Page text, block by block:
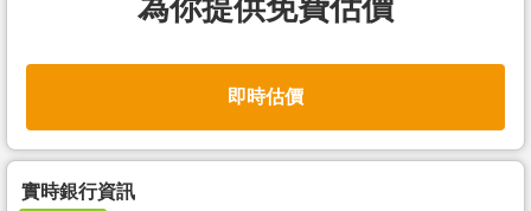
為你提供免費估價
即時估價
實時銀行資訊